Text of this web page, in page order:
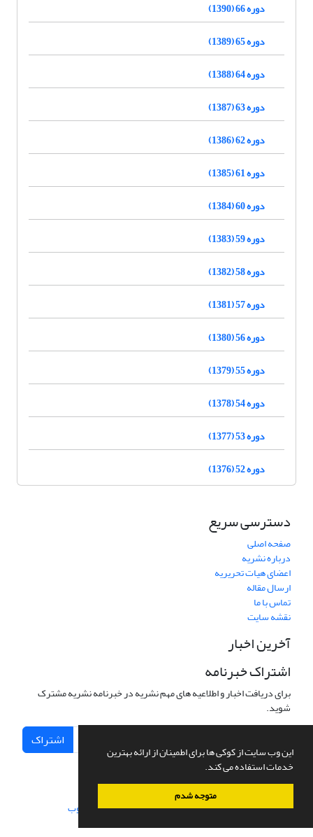
این وب سایت از کوکی ها برای اطمینان از ارائه بهترین
خدمات استفاده می کند.
متوجه شدم
دوره 66 (1390)
دوره 65 (1389)
دوره 64 (1388)
دوره 63 (1387)
دوره 62 (1386)
دوره 61 (1385)
دوره 60 (1384)
دوره 59 (1383)
دوره 58 (1382)
دوره 57 (1381)
دوره 56 (1380)
دوره 55 (1379)
دوره 54 (1378)
دوره 53 (1377)
دوره 52 (1376)
دسترسی سریع
صفحه اصلی
درباره نشریه
اعضای هیات تحریریه
ارسال مقاله
تماس با ما
نقشه سایت
آخرین اخبار
اشتراک خبرنامه
برای دریافت اخبار و اطلاعیه های مهم نشریه در خبرنامه نشریه مشترک
شوید.
اشتراک
سامانه مدیریت نشریات علمی.طراحی و پیاده سازی از سیناوب